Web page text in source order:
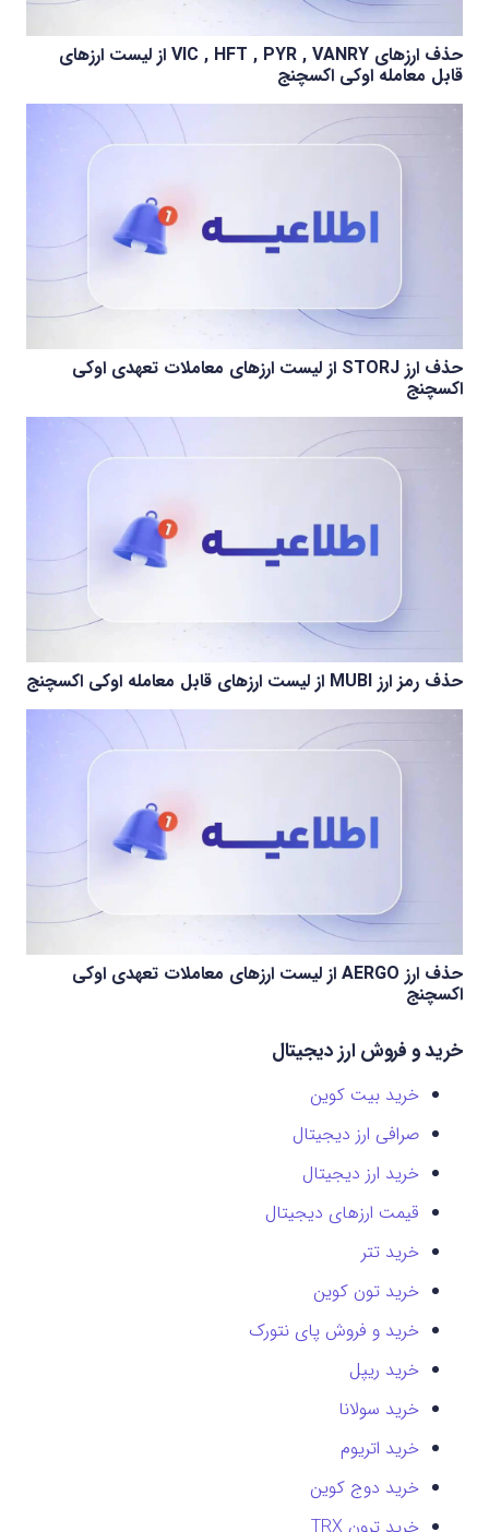
حذف ارزهای VIC , HFT , PYR , VANRY از لیست ارزهای
قابل معامله اوکی اکسچنج
حذف ارز STORJ از لیست ارزهای معاملات تعهدی اوکی
اکسچنج
حذف رمز ارز MUBI از لیست ارزهای قابل معامله اوکی اکسچنج
حذف ارز AERGO از لیست ارزهای معاملات تعهدی اوکی
اکسچنج
خرید و فروش ارز دیجیتال
خرید بیت کوین
صرافی ارز دیجیتال
خرید ارز دیجیتال
قیمت ارزهای دیجیتال
خرید تتر
خرید تون کوین
خرید و فروش پای نتورک
خرید ریپل
خرید سولانا
خرید اتریوم
خرید دوج کوین